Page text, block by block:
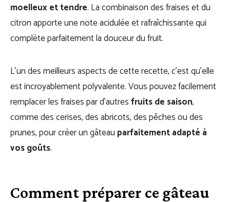
moelleuxet tendre. La combinaison des fraises et du
citron apporte une note acidulée et rafraîchissantequi
complète parfaitement la douceur du fruit.
L’un des meilleurs aspects de cette recette, c’est qu’elle
est incroyablement polyvalente. Vous pouvez facilement
remplacer les fraises par d’autresfruits de saison,
comme des cerises, des abricots, des pêches ou des
prunes, pour créer un gâteau parfaitement adapté à
vos goûts.
Comment préparer ce gâteau